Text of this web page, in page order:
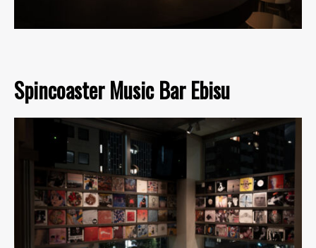
Spincoaster Music Bar Ebisu